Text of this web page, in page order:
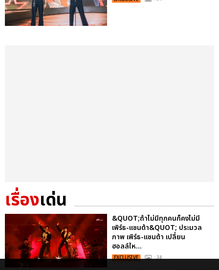
เรื่องเด่น
&QUOT;ถ้าไม่มีทุกคนก็คงไม่มี
เพิร์ธ-แซนต้า&QUOT; ประมวล
ภาพ เพิร์ธ-แซนต้า เปลี่ยน
ฮอลล์ให...
EXCLUSIVE : 34